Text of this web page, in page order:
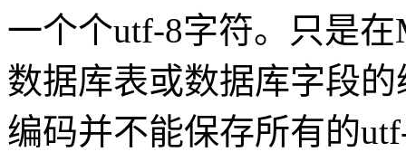
一个个utf-8字符。只是
数据库表或数据库字段
编码并不能保存所有的